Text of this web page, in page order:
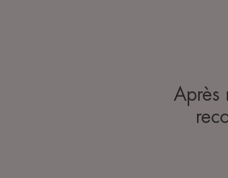
Après